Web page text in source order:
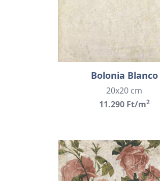
Bolonia Blanco
20x20 cm
11.290 Ft/m2